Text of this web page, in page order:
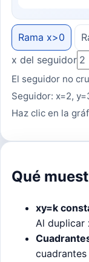
Rama x>0
x del seguidor
El seguidor no
Seguidor: x=2,
Haz clic en la
Qué
xy=k
Al duplicar